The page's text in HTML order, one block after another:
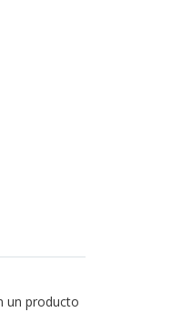
un producto